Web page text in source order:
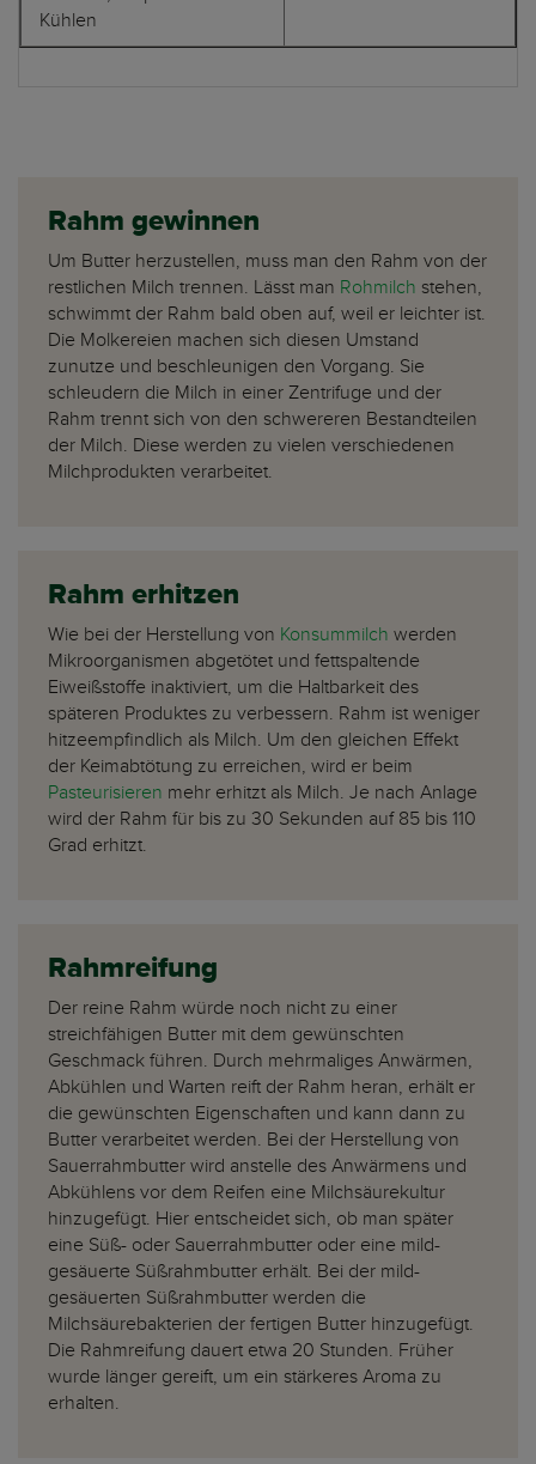
Kühlen
Rahm gewinnen
Um Butter herzustellen, muss man den Rahm von der
restlichen Milch trennen. Lässt man Rohmilch stehen,
schwimmt der Rahm bald oben auf, weil er leichter ist.
Die Molkereien machen sich diesen Umstand
zunutze und beschleunigen den Vorgang. Sie
schleudern die Milch in einer Zentrifuge und der
Rahm trennt sich von den schwereren Bestandteilen
der Milch. Diese werden zu vielen verschiedenen
Milchprodukten verarbeitet.
Rahm erhitzen
Wie bei der Herstellung von Konsummilch werden
Mikroorganismen abgetötet und fettspaltende
Eiweißstoffe inaktiviert, um die Haltbarkeit des
späteren Produktes zu verbessern. Rahm ist weniger
hitzeempfindlich als Milch. Um den gleichen Effekt
der Keimabtötung zu erreichen, wird er beim
Pasteurisieren mehr erhitzt als Milch. Je nach Anlage
wird der Rahm für bis zu 30 Sekunden auf 85 bis 110
Grad erhitzt.
Rahmreifung
Der reine Rahm würde noch nicht zu einer
streichfähigen Butter mit dem gewünschten
Geschmack führen. Durch mehrmaliges Anwärmen,
Abkühlen und Warten reift der Rahm heran, erhält er
die gewünschten Eigenschaften und kann dann zu
Butter verarbeitet werden. Bei der Herstellung von
Sauerrahmbutter wird anstelle des Anwärmens und
Abkühlens vor dem Reifen eine Milchsäurekultur
hinzugefügt. Hier entscheidet sich, ob man später
eine Süß- oder Sauerrahmbutter oder eine mild-
gesäuerte Süßrahmbutter erhält. Bei der mild-
gesäuerten Süßrahmbutter werden die
Milchsäurebakterien der fertigen Butter hinzugefügt.
Die Rahmreifung dauert etwa 20 Stunden. Früher
wurde länger gereift, um ein stärkeres Aroma zu
erhalten.